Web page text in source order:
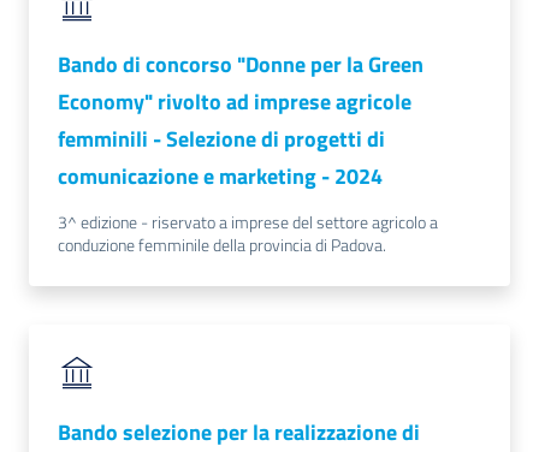
Prenota
zione
on line
online
Bando di concorso "Donne per la Green
Economy" rivolto ad imprese agricole
femminili - Selezione di progetti di
comunicazione e marketing - 2024
3^ edizione - riservato a imprese del settore agricolo a
conduzione femminile della provincia di Padova.
Bando selezione per la realizzazione di